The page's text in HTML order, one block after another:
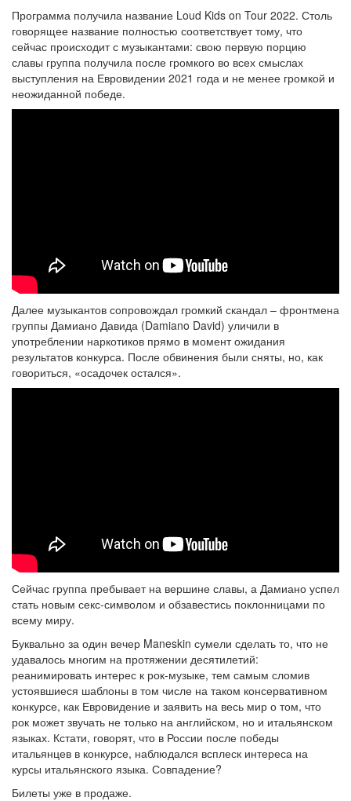
Программа получила название Loud Kids on Tour 2022. Столь
говорящее название полностью соответствует тому, что
сейчас происходит с музыкантами: свою первую порцию
славы группа получила после громкого во всех смыслах
выступления на Евровидении 2021 года и не менее громкой и
неожиданной победе.
Далее музыкантов сопровождал громкий скандал – фронтмена
группы Дамиано Давида (Damiano David) уличили в
употреблении наркотиков прямо в момент ожидания
результатов конкурса. После обвинения были сняты, но, как
говориться, «осадочек остался».
Сейчас группа пребывает на вершине славы, а Дамиано успел
стать новым секс-символом и обзавестись поклонницами по
всему миру.
Буквально за один вечер Maneskin сумели сделать то, что не
удавалось многим на протяжении десятилетий:
реанимировать интерес к рок-музыке, тем самым сломив
устоявшиеся шаблоны в том числе на таком консервативном
конкурсе, как Евровидение и заявить на весь мир о том, что
рок может звучать не только на английском, но и итальянском
языках. Кстати, говорят, что в России после победы
итальянцев в конкурсе, наблюдался всплеск интереса на
курсы итальянского языка. Совпадение?
Билеты уже в продаже.